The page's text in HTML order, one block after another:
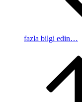
fazla bilgi edin…